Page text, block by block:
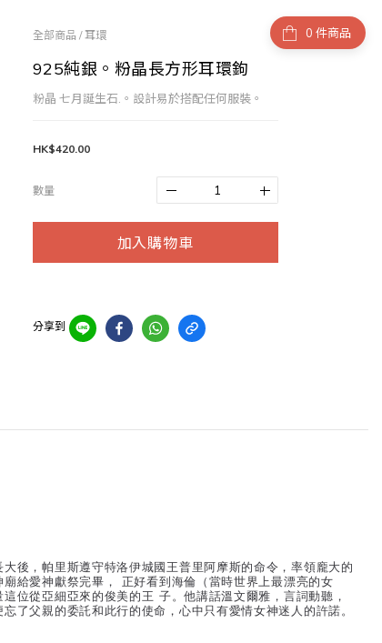
件商品
全部商品 /耳環
925純銀。粉晶長方形耳環鉤
粉晶 七月誕生石.。設計易於搭配任何服裝。
HK$420.00
數量
加入購物車
分享到
後，帕里斯遵守特洛伊城國王普里阿摩斯的命令，率領龐大的
給愛神獻祭完畢， 正好看到海倫（當時世界上最漂亮的女
位從亞細亞來的俊美的王 子。他講話溫文爾雅，言詞動聽，
了父親的委託和此行的使命，心中只有愛情女神迷人的許諾。